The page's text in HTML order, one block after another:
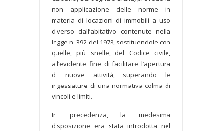
non applicazione delle norme in
materia di locazioni di immobili a uso
diverso dall’abitativo contenute nella
legge n. 392 del 1978, sostituendole con
quelle, più snelle, del Codice civile,
all’evidente fine di facilitare l’apertura
di nuove attività, superando le
ingessature di una normativa colma di
vincoli e limiti.
In precedenza, la medesima
disposizione era stata introdotta nel